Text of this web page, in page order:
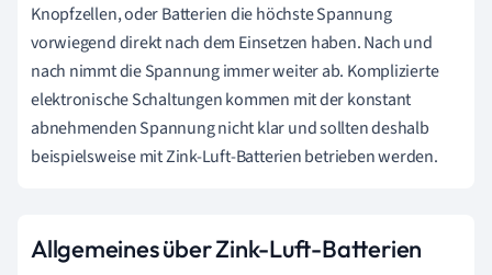
Knopfzellen, oder Batterien die höchste Spannung
vorwiegend direkt nach dem Einsetzen haben. Nach und
nach nimmt die Spannung immer weiter ab. Komplizierte
elektronische Schaltungen kommen mit der konstant
abnehmenden Spannung nicht klar und sollten deshalb
beispielsweise mit Zink-Luft-Batterien betrieben werden.
Allgemeines über Zink-Luft-Batterien